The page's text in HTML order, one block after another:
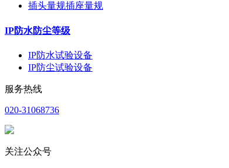
插头量规插座量规
IP防水防尘等级
IP防水试验设备
IP防尘试验设备
服务热线
020-31068736
关注公众号